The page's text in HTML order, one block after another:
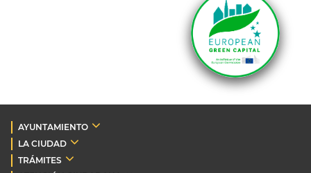
AYUNTAMIENTO
LA CIUDAD
TRÁMITES